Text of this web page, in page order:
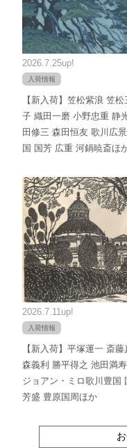
2026.7.25up!
入荷情報
【新入荷】笠松紫浪 笠松
子 織田一磨 小野忠重 静
田修三 森田恒友 歌川広
国 国芳 広重 河鍋暁斎ほ
2026.7.11up!
入荷情報
【新入荷】平塚運一 斎藤
森義利 勝平得之 池田満
ジョアン・ミロ歌川豊国
芳盛 豊原国周ほか